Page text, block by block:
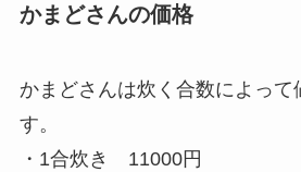
かまどさんの価格
かまどさんは炊く合数によって
す。
・1合炊き 11000円